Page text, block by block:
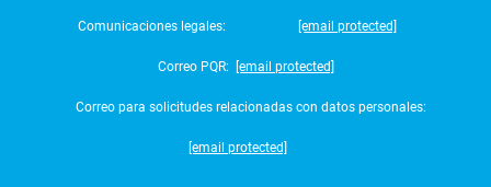
Comunicaciones legales: [email protected]
Correo PQR: [email protected]
Correo para solicitudes relacionadas con datos personales:
[email protected]